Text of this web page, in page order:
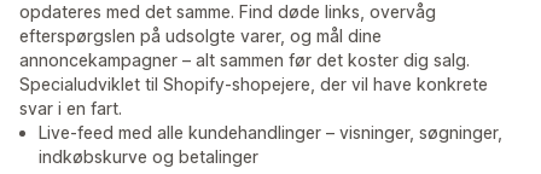
opdateres med det samme. Find døde links, overvåg
efterspørgslen på udsolgte varer, og mål dine
annoncekampagner – alt sammen før det koster dig salg.
Specialudviklet til Shopify-shopejere, der vil have konkrete
svar i en fart.
Live-feed med alle kundehandlinger – visninger, søgninger,
indkøbskurve og betalinger